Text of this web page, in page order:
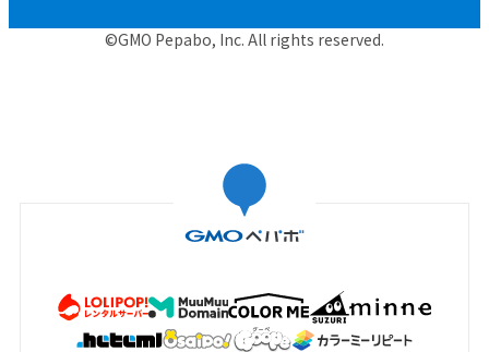
©GMO Pepabo, Inc. All rights reserved.